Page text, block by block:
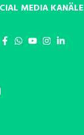
MEDIA KANÄLE